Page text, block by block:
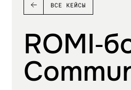
ВСЕ КЕЙСЫ